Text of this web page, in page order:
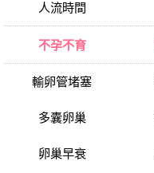
人流時間
不孕不育
輸卵管堵塞
多囊卵巢
卵巢早衰